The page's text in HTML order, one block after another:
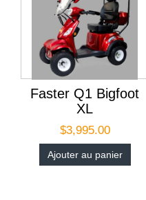
Faster Q1 Bigfoot
XL
$3,995.00
Ajouter au panier